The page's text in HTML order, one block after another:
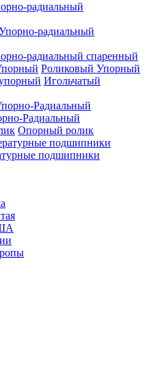
радиальный
радиальный спаренный
Роликовый Упорный
Игольчатый
Радиальный
Опорный ролик
подшипники